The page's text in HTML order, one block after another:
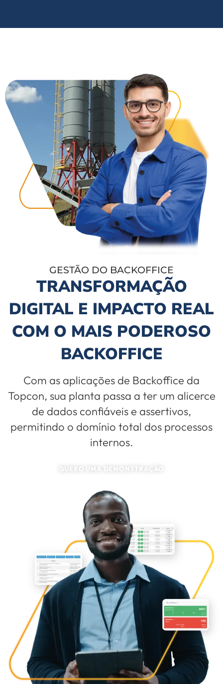
GESTÃO DO BACKOFFICE
TRANSFORMAÇÃO
DIGITAL E IMPACTO REAL
COM O MAIS PODEROSO
BACKOFFICE
Com as aplicações de Backoffice da
Topcon, sua planta passa a ter um alicerce
de dados confiáveis e assertivos,
permitindo o domínio total dos processos
internos.
QUERO UMA DEMONSTRAÇÃO